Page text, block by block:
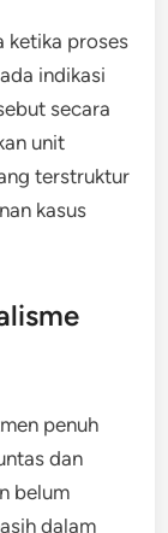
ketika proses
indikasi
secara
unit
terstruktur
kasus
penuh
dan
belum
dalam